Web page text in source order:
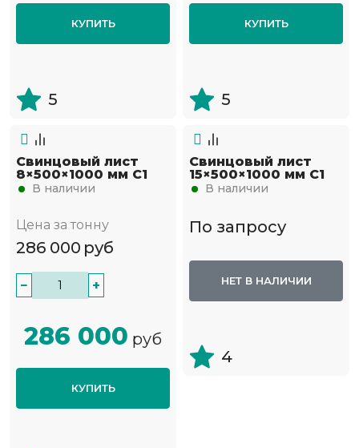
КУПИТЬ
5
КУПИТЬ
5
Свинцовый лист
8×500×1000 мм С1
В наличии
Цена за тонну
286 000 руб
− +
286 000 руб
КУПИТЬ
Свинцовый лист
15×500×1000 мм С1
В наличии
По запросу
НЕТ В НАЛИЧИИ
4